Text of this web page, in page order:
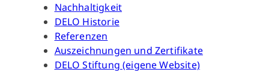
Nachhaltigkeit
DELO Historie
Referenzen
Auszeichnungen und Zertifikate
DELO Stiftung (eigene Website)